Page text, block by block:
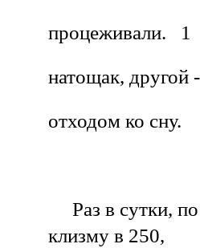
процеживали. 1
натощак, другой
отходом ко сну.
Раз в сутки,
клизму в 250,